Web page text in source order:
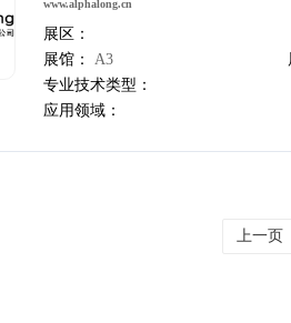
www.alphalong.cn
展区：
展馆：
A3
专业技术类型：
应用领域：
上一页